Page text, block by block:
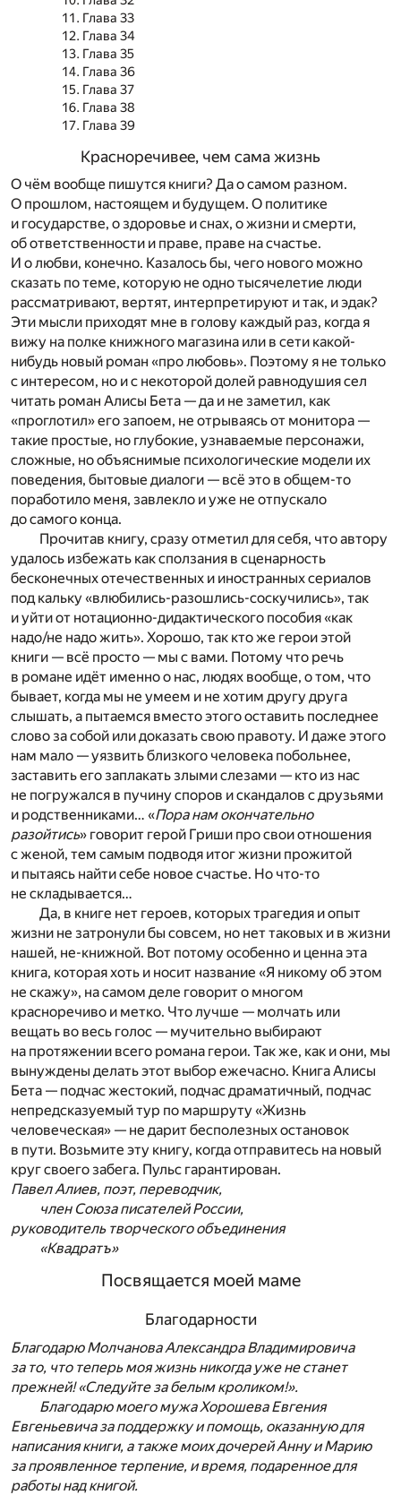
Глава 33
Глава 34
Глава 35
Глава 36
Глава 37
Глава 38
Глава 39
Красноречивее, чем сама жизнь
О чём вообще пишутся книги? Да о самом разном.
О прошлом, настоящем и будущем. О политике
и государстве, о здоровье и снах, о жизни и смерти,
об ответственности и праве, праве на счастье.
И о любви, конечно. Казалось бы, чего нового можно
сказать по теме, которую не одно тысячелетие люди
рассматривают, вертят, интерпретируют и так, и эдак?
Эти мысли приходят мне в голову каждый раз, когда я
вижу на полке книжного магазина или в сети какой-
нибудь новый роман «про любовь». Поэтому я не только
с интересом, но и с некоторой долей равнодушия сел
читать роман Алисы Бета — да и не заметил, как
«проглотил» его запоем, не отрываясь от монитора —
такие простые, но глубокие, узнаваемые персонажи,
сложные, но объяснимые психологические модели их
поведения, бытовые диалоги — всё это в общем-то
поработило меня, завлекло и уже не отпускало
до самого конца.
Прочитав книгу, сразу отметил для себя, что автору
удалось избежать как сползания в сценарность
бесконечных отечественных и иностранных сериалов
под кальку «влюбились-разошлись-соскучились», так
и уйти от нотационно-дидактического пособия «как
надо/не надо жить». Хорошо, так кто же герои этой
книги — всё просто — мы с вами. Потому что речь
в романе идёт именно о нас, людях вообще, о том, что
бывает, когда мы не умеем и не хотим другу друга
слышать, а пытаемся вместо этого оставить последнее
слово за собой или доказать свою правоту. И даже этого
нам мало — уязвить близкого человека побольнее,
заставить его заплакать злыми слезами — кто из нас
не погружался в пучину споров и скандалов с друзьями
и родственниками… «Пора нам окончательно
разойтись» говорит герой Гриши про свои отношения
с женой, тем самым подводя итог жизни прожитой
и пытаясь найти себе новое счастье. Но что-то
не складывается…
Да, в книге нет героев, которых трагедия и опыт
жизни не затронули бы совсем, но нет таковых и в жизни
нашей, не-книжной. Вот потому особенно и ценна эта
книга, которая хоть и носит название «Я никому об этом
не скажу», на самом деле говорит о многом
красноречиво и метко. Что лучше — молчать или
вещать во весь голос — мучительно выбирают
на протяжении всего романа герои. Так же, как и они, мы
вынуждены делать этот выбор ежечасно. Книга Алисы
Бета — подчас жестокий, подчас драматичный, подчас
непредсказуемый тур по маршруту «Жизнь
человеческая» — не дарит бесполезных остановок
в пути. Возьмите эту книгу, когда отправитесь на новый
круг своего забега. Пульс гарантирован.
Павел Алиев, поэт, переводчик,
член Союза писателей России,
руководитель творческого объединения
«Квадратъ»
Посвящается моей маме
Благодарности
Благодарю Молчанова Александра Владимировича
за то, что теперь моя жизнь никогда уже не станет
прежней! «Следуйте за белым кроликом!».
Благодарю моего мужа Хорошева Евгения
Евгеньевича за поддержку и помощь, оказанную для
написания книги, а также моих дочерей Анну и Марию
за проявленное терпение, и время, подаренное для
работы над книгой.